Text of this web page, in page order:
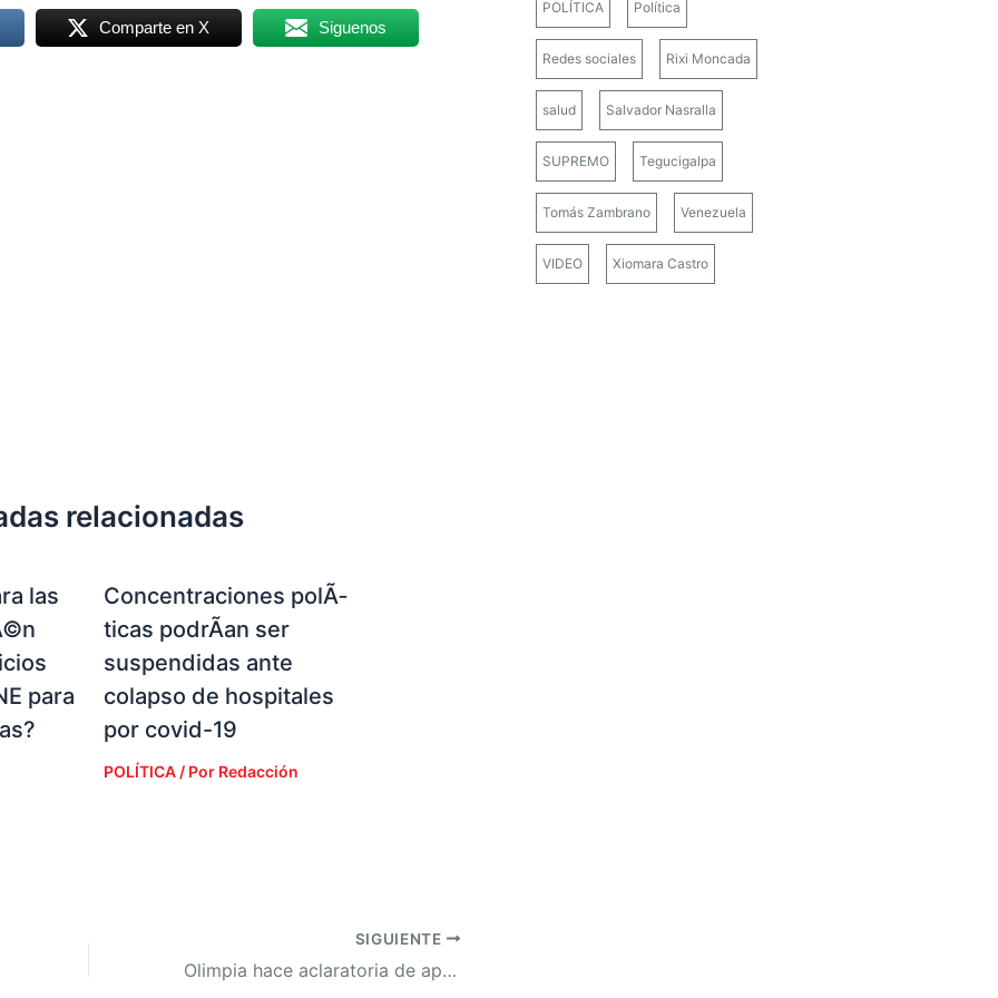
Comparte en X Siguenos
relacionadas
las
para
Concentraciones polÃ­
ticas podrÃ­an ser
suspendidas ante
colapso de hospitales
por covid-19
POLÍTICA/ Por Redacción
SIGUIENTE
Olimpia hace aclaratoria de apoyo político tras polémica vídeo
POLÍTICA Política
Redes sociales Rixi Moncada
salud Salvador Nasralla
SUPREMO Tegucigalpa
Tomás Zambrano Venezuela
VIDEO Xiomara Castro